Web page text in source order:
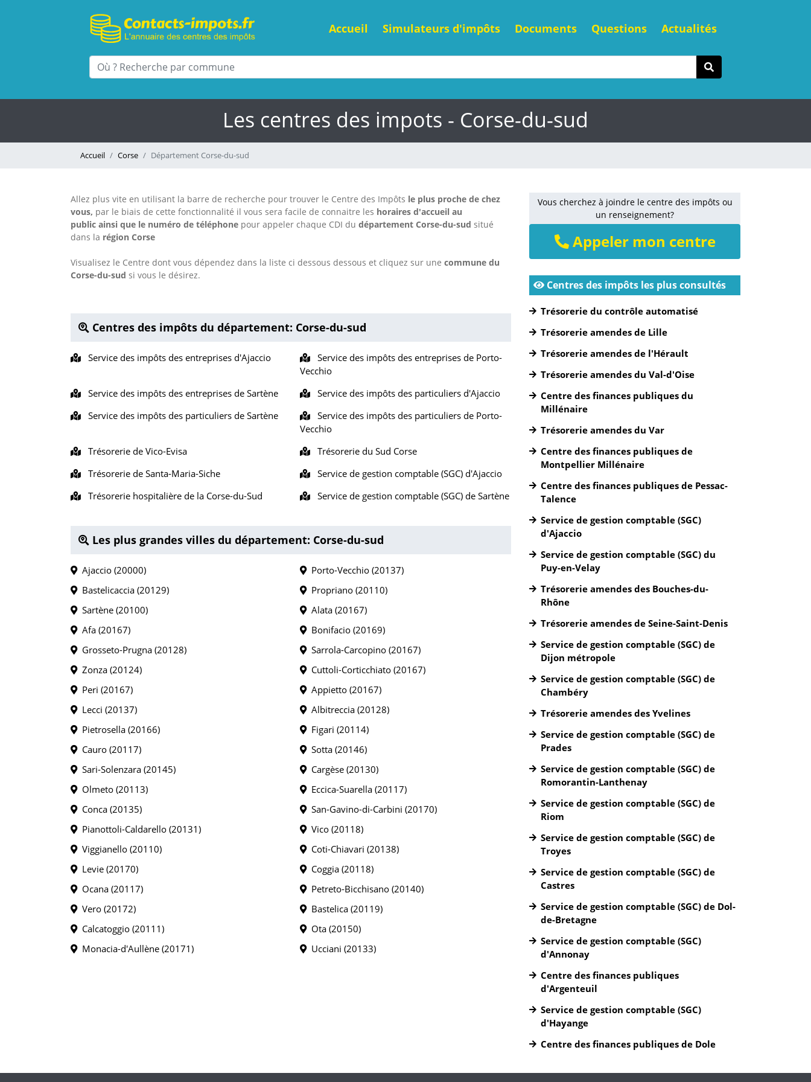
Accueil Simulateurs d'impôts Documents Questions Actualités
Les centres des impots - Corse-du-sud
Accueil Corse Département Corse-du-sud
Allez plus vite en utilisant la barre de recherche pour trouver le Centre des Impôts le plus proche de chez
vous, par le biais de cette fonctionnalité il vous sera facile de connaitre les horaires d'accueil au
public ainsi que le numéro de téléphone pour appeler chaque CDI du département Corse-du-sud situé
dans la région Corse
Visualisez le Centre dont vous dépendez dans la liste ci dessous dessous et cliquez sur une commune du
Corse-du-sud si vous le désirez.
Centres des impôts du département: Corse-du-sud
Service des impôts des entreprises d'Ajaccio
Service des impôts des entreprises de Porto-
Vecchio
Service des impôts des entreprises de Sartène
Service des impôts des particuliers d'Ajaccio
Service des impôts des particuliers de Sartène
Service des impôts des particuliers de Porto-
Vecchio
Trésorerie de Vico-Evisa
Trésorerie du Sud Corse
Trésorerie de Santa-Maria-Siche
Service de gestion comptable (SGC) d'Ajaccio
Trésorerie hospitalière de la Corse-du-Sud
Service de gestion comptable (SGC) de Sartène
Les plus grandes villes du département: Corse-du-sud
Ajaccio (20000)
Porto-Vecchio (20137)
Bastelicaccia (20129)
Propriano (20110)
Sartène (20100)
Alata (20167)
Afa (20167)
Bonifacio (20169)
Grosseto-Prugna (20128)
Sarrola-Carcopino (20167)
Zonza (20124)
Cuttoli-Corticchiato (20167)
Peri (20167)
Appietto (20167)
Lecci (20137)
Albitreccia (20128)
Pietrosella (20166)
Figari (20114)
Cauro (20117)
Sotta (20146)
Sari-Solenzara (20145)
Cargèse (20130)
Olmeto (20113)
Eccica-Suarella (20117)
Conca (20135)
San-Gavino-di-Carbini (20170)
Pianottoli-Caldarello (20131)
Vico (20118)
Viggianello (20110)
Coti-Chiavari (20138)
Levie (20170)
Coggia (20118)
Ocana (20117)
Petreto-Bicchisano (20140)
Vero (20172)
Bastelica (20119)
Calcatoggio (20111)
Ota (20150)
Monacia-d'Aullène (20171)
Ucciani (20133)
Vous cherchez à joindre le centre des impôts ou
un renseignement?
Appeler mon centre
Centres des impôts les plus consultés
Trésorerie du contrôle automatisé
Trésorerie amendes de Lille
Trésorerie amendes de l'Hérault
Trésorerie amendes du Val-d'Oise
Centre des finances publiques du
Millénaire
Trésorerie amendes du Var
Centre des finances publiques de
Montpellier Millénaire
Centre des finances publiques de Pessac-
Talence
Service de gestion comptable (SGC)
d'Ajaccio
Service de gestion comptable (SGC) du
Puy-en-Velay
Trésorerie amendes des Bouches-du-
Rhône
Trésorerie amendes de Seine-Saint-Denis
Service de gestion comptable (SGC) de
Dijon métropole
Service de gestion comptable (SGC) de
Chambéry
Trésorerie amendes des Yvelines
Service de gestion comptable (SGC) de
Prades
Service de gestion comptable (SGC) de
Romorantin-Lanthenay
Service de gestion comptable (SGC) de
Riom
Service de gestion comptable (SGC) de
Troyes
Service de gestion comptable (SGC) de
Castres
Service de gestion comptable (SGC) de Dol-
de-Bretagne
Service de gestion comptable (SGC)
d'Annonay
Centre des finances publiques
d'Argenteuil
Service de gestion comptable (SGC)
d'Hayange
Centre des finances publiques de Dole